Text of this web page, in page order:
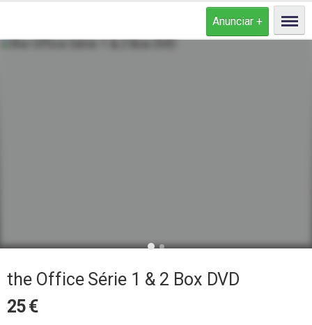
the Office Série 1 & 2 Box DVD
25 €